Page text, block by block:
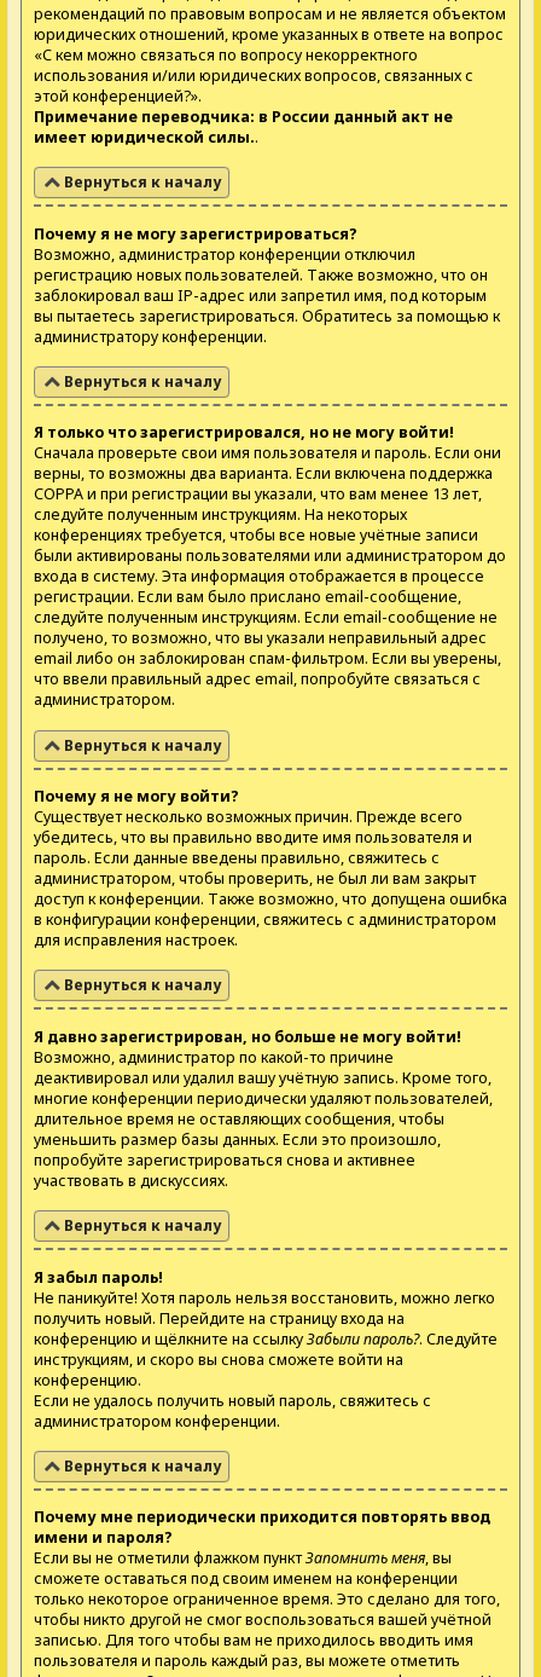
рекомендаций по правовым вопросам и не является объектом
юридических отношений, кроме указанных в ответе на вопрос
«С кем можно связаться по вопросу некорректного
использования и/или юридических вопросов, связанных с
этой конференцией?».
Примечание переводчика: в России данный акт не
имеет юридической силы..
Вернуться к началу
Почему я не могу зарегистрироваться?
Возможно, администратор конференции отключил
регистрацию новых пользователей. Также возможно, что он
заблокировал ваш IP-адрес или запретил имя, под которым
вы пытаетесь зарегистрироваться. Обратитесь за помощью к
администратору конференции.
Вернуться к началу
Я только что зарегистрировался, но не могу войти!
Сначала проверьте свои имя пользователя и пароль. Если они
верны, то возможны два варианта. Если включена поддержка
COPPA и при регистрации вы указали, что вам менее 13 лет,
следуйте полученным инструкциям. На некоторых
конференциях требуется, чтобы все новые учётные записи
были активированы пользователями или администратором до
входа в систему. Эта информация отображается в процессе
регистрации. Если вам было прислано email-сообщение,
следуйте полученным инструкциям. Если email-сообщение не
получено, то возможно, что вы указали неправильный адрес
email либо он заблокирован спам-фильтром. Если вы уверены,
что ввели правильный адрес email, попробуйте связаться с
администратором.
Вернуться к началу
Почему я не могу войти?
Существует несколько возможных причин. Прежде всего
убедитесь, что вы правильно вводите имя пользователя и
пароль. Если данные введены правильно, свяжитесь с
администратором, чтобы проверить, не был ли вам закрыт
доступ к конференции. Также возможно, что допущена ошибка
в конфигурации конференции, свяжитесь с администратором
для исправления настроек.
Вернуться к началу
Я давно зарегистрирован, но больше не могу войти!
Возможно, администратор по какой-то причине
деактивировал или удалил вашу учётную запись. Кроме того,
многие конференции периодически удаляют пользователей,
длительное время не оставляющих сообщения, чтобы
уменьшить размер базы данных. Если это произошло,
попробуйте зарегистрироваться снова и активнее
участвовать в дискуссиях.
Вернуться к началу
Я забыл пароль!
Не паникуйте! Хотя пароль нельзя восстановить, можно легко
получить новый. Перейдите на страницу входа на
конференцию и щёлкните на ссылкуЗабыли пароль?. Следуйте
инструкциям, и скоро вы снова сможете войти на
конференцию.
Если не удалось получить новый пароль, свяжитесь с
администратором конференции.
Вернуться к началу
Почему мне периодически приходится повторять ввод
имени и пароля?
Если вы не отметили флажком пунктЗапомнить меня, вы
сможете оставаться под своим именем на конференции
только некоторое ограниченное время. Это сделано для того,
чтобы никто другой не смог воспользоваться вашей учётной
записью. Для того чтобы вам не приходилось вводить имя
пользователя и пароль каждый раз, вы можете отметить